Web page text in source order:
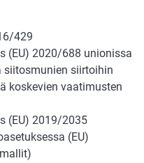
429
(EU) 2020/688 unionissa
siirtoihin
koskevien vaatimusten
(EU) 2019/2035
(EU)